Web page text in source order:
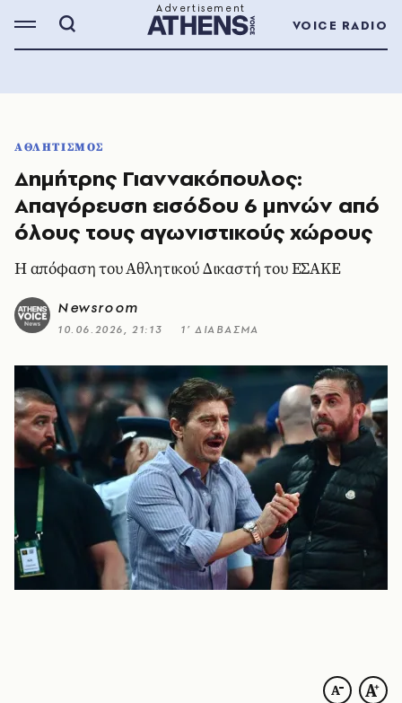
VOICE RADIO
ΑΘΛΗΤΙΣΜΟΣ
Δημήτρης Γιαννακόπουλος:
Απαγόρευση εισόδου 6 μηνών από
όλους τους αγωνιστικούς χώρους
Η απόφαση του Αθλητικού Δικαστή του ΕΣΑΚΕ
Newsroom
10.06.2026, 21:13 1’ ΔΙΑΒΑΣΜΑ